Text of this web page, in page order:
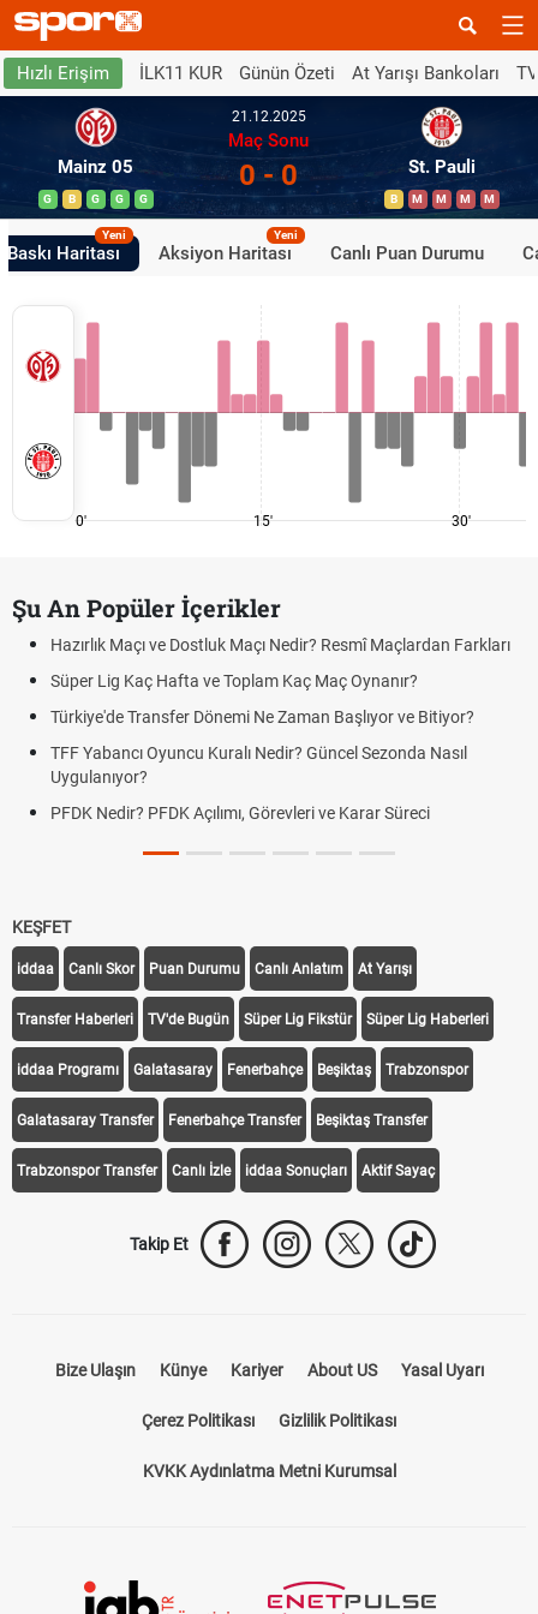
Hızlı Erişim İLK11 KUR Günün Özeti At Yarışı Bankoları
Mainz 05
G B G G G
21.12.2025
Maç Sonu
0 - 0 St. Pauli
B M M M M
Baskı Haritası
Yeni
Aksiyon Haritası
Yeni
Canlı Puan Durumu
0' 15' 30'
Şu An Popüler İçerikler
Hazırlık Maçı ve Dostluk Maçı Nedir? Resmî Maçlardan Farkları
Süper Lig Kaç Hafta ve Toplam Kaç Maç Oynanır?
Türkiye'de Transfer Dönemi Ne Zaman Başlıyor ve Bitiyor?
TFF Yabancı Oyuncu Kuralı Nedir? Güncel Sezonda Nasıl
Uygulanıyor?
PFDK Nedir? PFDK Açılımı, Görevleri ve Karar Süreci
KEŞFET
iddaa Canlı Skor Puan Durumu Canlı Anlatım At Yarışı
Transfer Haberleri TV'de Bugün Süper Lig Fikstür Süper Lig Haberleri
iddaa Programı Galatasaray Fenerbahçe Beşiktaş Trabzonspor
Galatasaray Transfer Fenerbahçe Transfer Beşiktaş Transfer
Trabzonspor Transfer Canlı İzle iddaa Sonuçları Aktif Sayaç
Takip Et
Bize Ulaşın Künye Kariyer About US Yasal Uyarı
Çerez Politikası Gizlilik Politikası
KVKK Aydınlatma Metni Kurumsal